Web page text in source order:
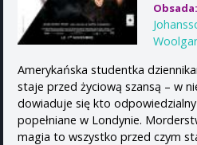
Obsada:
Woolgar
Amerykańska studentka
staje przed życiową szansą – w
dowiaduje się kto
popełniane w Londynie.
magia to wszystko przed czym